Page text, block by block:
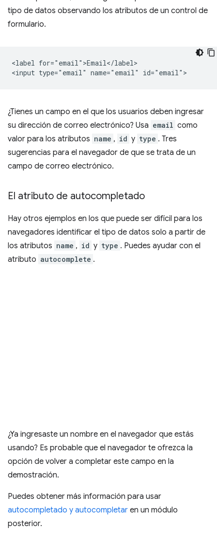
tipo de datos observando los atributos de un control de
formulario.
<label for="email">Email</label>
¿Tienes un campo en el que los usuarios deben ingresar
su dirección de correo electrónico? Usa email como
valor para los atributos name , id y type . Tres
sugerencias para el navegador de que se trata de un
campo de correo electrónico.
El atributo de autocompletado
Hay otros ejemplos en los que puede ser difícil para los
navegadores identificar el tipo de datos solo a partir de
los atributos name , id y type . Puedes ayudar con el
atributo autocomplete .
¿Ya ingresaste un nombre en el navegador que estás
usando? Es probable que el navegador te ofrezca la
opción de volver a completar este campo en la
demostración.
Puedes obtener más información para usar
autocompletado y autocompletar en un módulo
posterior.